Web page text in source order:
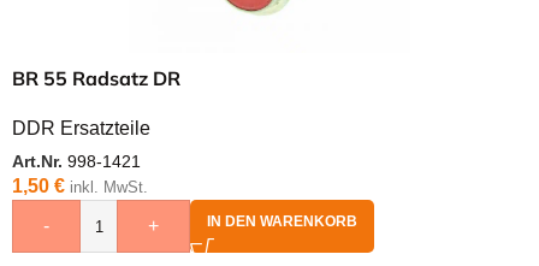
BR 55 Radsatz DR
DDR Ersatzteile
Art.Nr. 998-1421
1,50 € inkl. MwSt.
- + IN DEN WARENKORB